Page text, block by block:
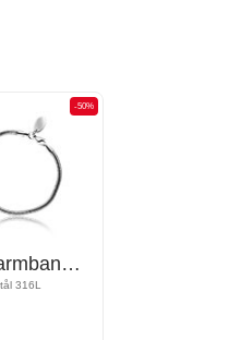
-50%
Modearmband för beads
316L